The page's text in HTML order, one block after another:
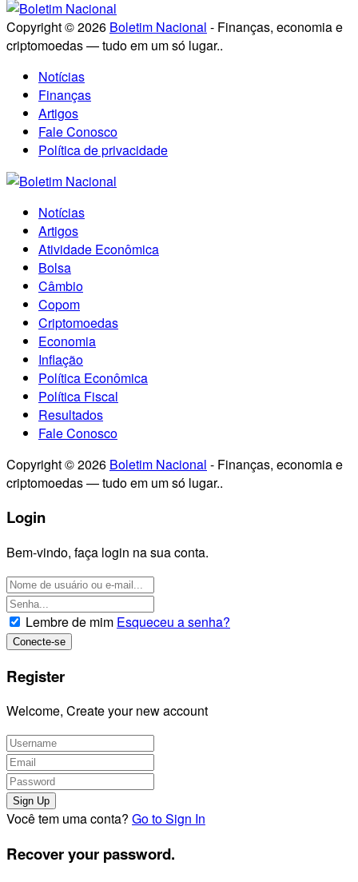
Copyright © 2026 Boletim Nacional - Finanças, economia e
criptomoedas — tudo em um só lugar..
Notícias
Finanças
Artigos
Fale Conosco
Política de privacidade
Notícias
Artigos
Atividade Econômica
Bolsa
Câmbio
Copom
Criptomoedas
Economia
Inflação
Política Econômica
Política Fiscal
Resultados
Fale Conosco
Copyright © 2026 Boletim Nacional - Finanças, economia e
criptomoedas — tudo em um só lugar..
Login
Bem-vindo, faça login na sua conta.
Lembre de mim Esqueceu a senha?
Register
Welcome, Create your new account
Você tem uma conta? Go to Sign In
Recover your password.